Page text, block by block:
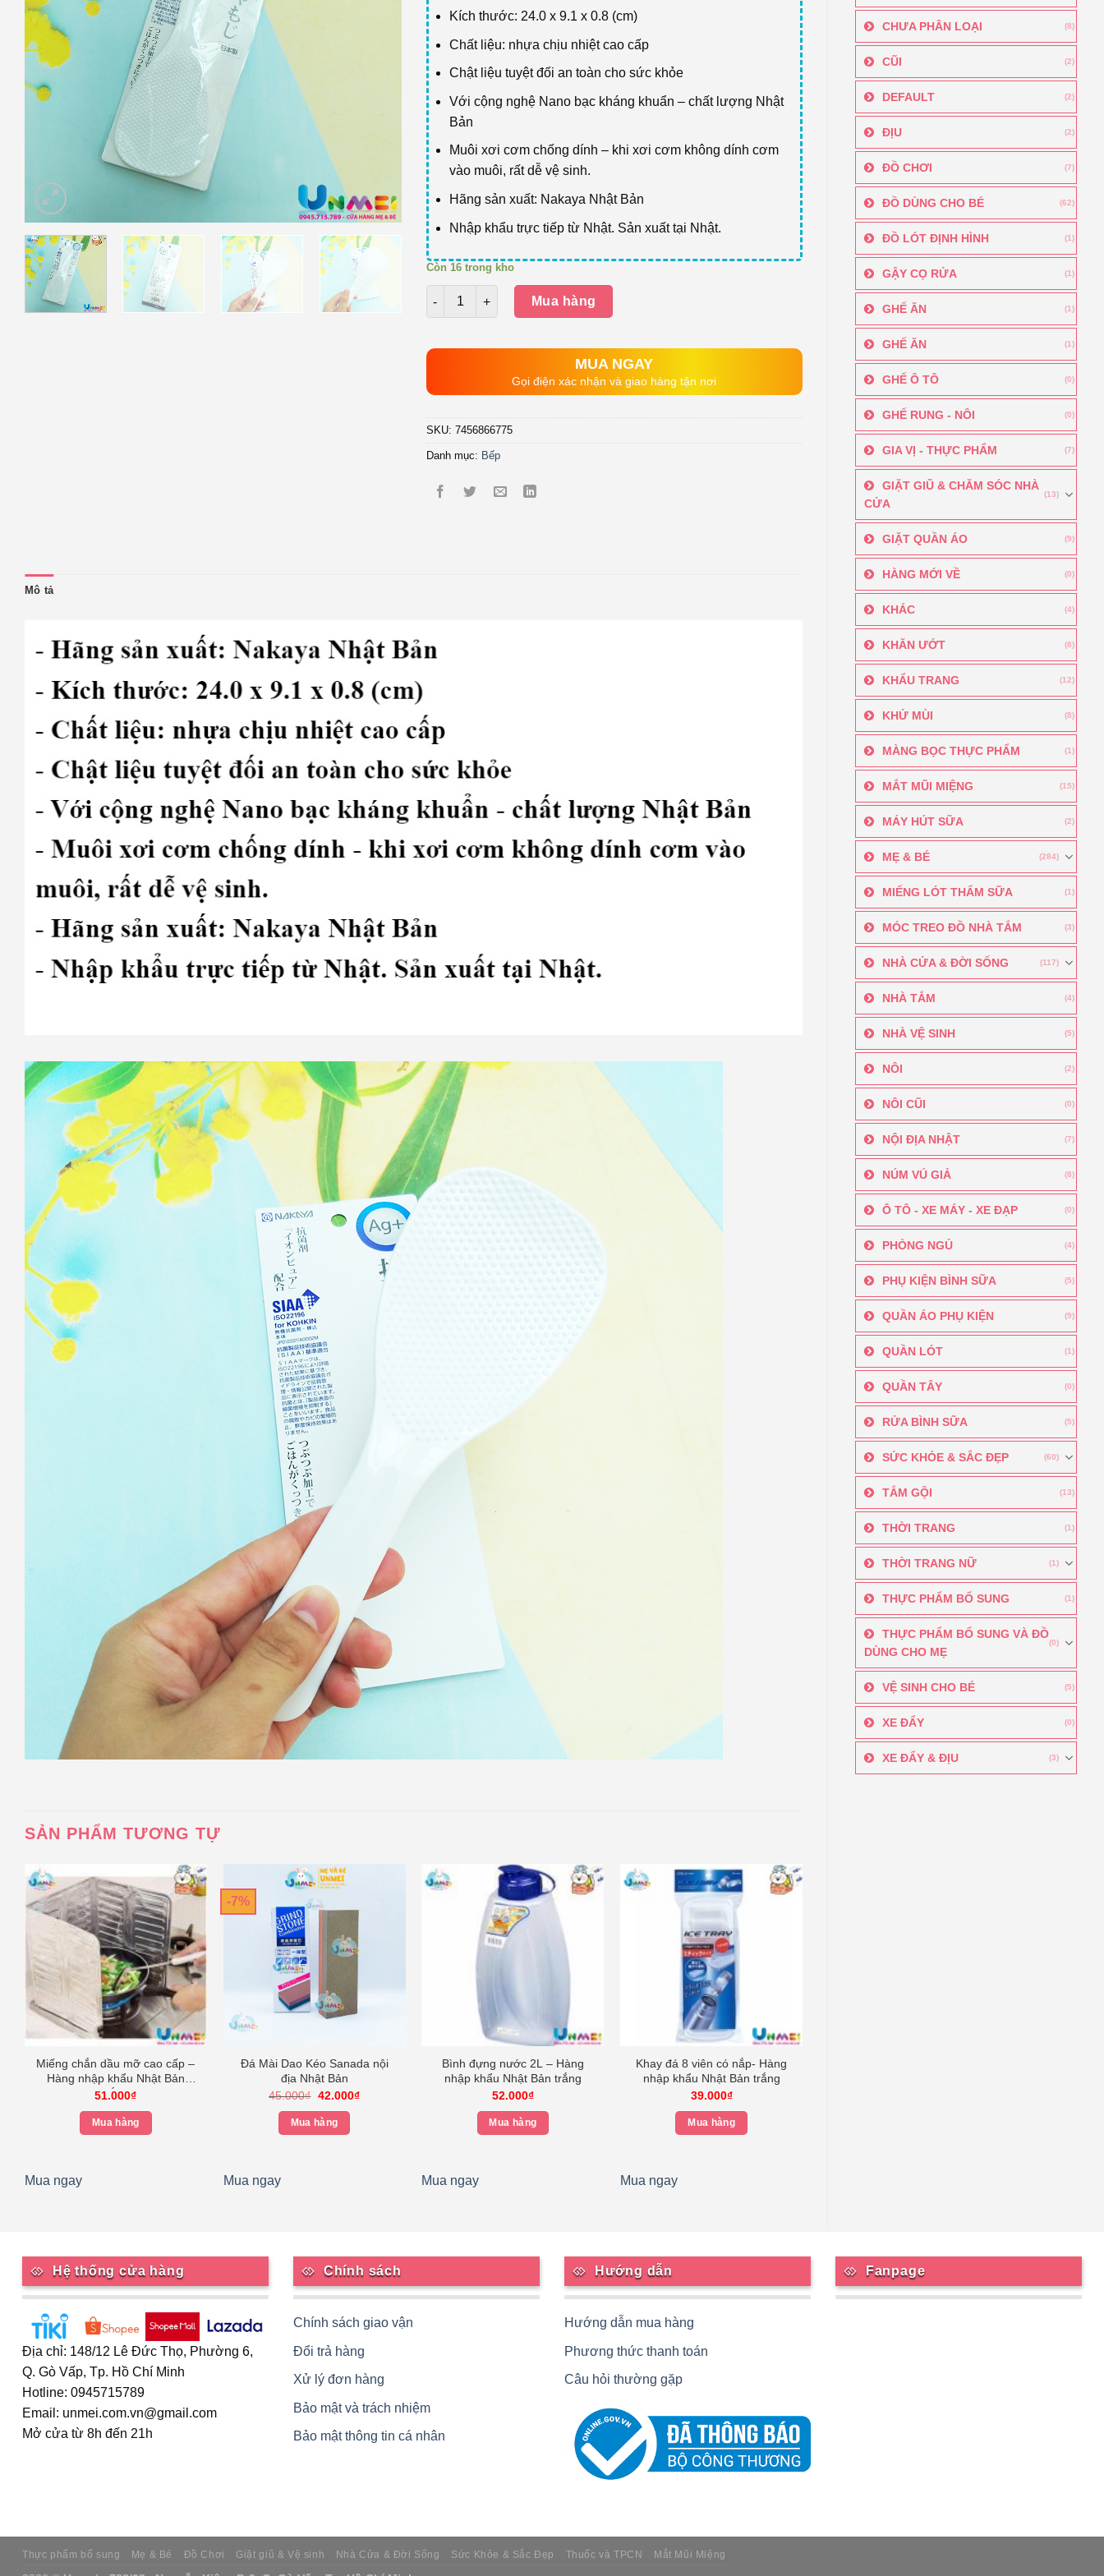
CHƯA PHÂN LOẠI (8)
CŨI (2)
DEFAULT (2)
ĐỊU (2)
ĐỒ CHƠI (7)
ĐỒ DÙNG CHO BÉ (62)
ĐỒ LÓT ĐỊNH HÌNH (1)
GẬY CỌ RỬA (1)
GHẾ ĂN (1)
GHẾ ĂN (1)
GHẾ Ô TÔ (0)
GHẾ RUNG - NÔI (0)
GIA VỊ - THỰC PHẨM (7)
GIẶT GIŨ & CHĂM SÓC NHÀ
CỬA
(13)
GIẶT QUẦN ÁO (9)
HÀNG MỚI VỀ (0)
KHÁC (4)
KHĂN ƯỚT (8)
KHẨU TRANG (12)
KHỬ MÙI (8)
MÀNG BỌC THỰC PHẨM (1)
MẮT MŨI MIỆNG (15)
MÁY HÚT SỮA (2)
MẸ & BÉ (284)
MIẾNG LÓT THẤM SỮA (1)
MÓC TREO ĐỒ NHÀ TẮM (3)
NHÀ CỬA & ĐỜI SỐNG (117)
NHÀ TẮM (4)
NHÀ VỆ SINH (5)
NÔI (2)
NÔI CŨI (0)
NỘI ĐỊA NHẬT (7)
NÚM VÚ GIẢ (8)
Ô TÔ - XE MÁY - XE ĐẠP (0)
PHÒNG NGỦ (4)
PHỤ KIỆN BÌNH SỮA (5)
QUẦN ÁO PHỤ KIỆN (9)
QUẦN LÓT (1)
QUẦN TÂY (0)
RỬA BÌNH SỮA (5)
SỨC KHỎE & SẮC ĐẸP (60)
TẮM GỘI (13)
THỜI TRANG (1)
THỜI TRANG NỮ (1)
THỰC PHẨM BỔ SUNG (1)
THỰC PHẨM BỔ SUNG VÀ ĐỒ
DÙNG CHO MẸ
(0)
VỆ SINH CHO BÉ (5)
XE ĐẨY (0)
XE ĐẨY & ĐỊU (3)
Kích thước: 24.0 x 9.1 x 0.8 (cm)
Chất liệu: nhựa chịu nhiệt cao cấp
Chật liệu tuyệt đối an toàn cho sức khỏe
Với cộng nghệ Nano bạc kháng khuẩn – chất lượng Nhật
Bản
Muôi xơi cơm chống dính – khi xơi cơm không dính cơm
vào muôi, rất dễ vệ sinh.
Hãng sản xuất: Nakaya Nhật Bản
Nhập khẩu trực tiếp từ Nhật. Sản xuất tại Nhật.
Còn 16 trong kho
Số lượng
Mua hàng
MUA NGAY
Gọi điện xác nhận và giao hàng tận nơi
SKU: 7456866775
Danh mục: Bếp
Mô tả
SẢN PHẨM TƯƠNG TỰ
Miếng chắn dầu mỡ cao cấp –
Hàng nhập khẩu Nhật Bản
trắng
51.000₫
Mua hàng
Mua ngay
-7%
Đá Mài Dao Kéo Sanada nội
địa Nhật Bản
45.000₫ Giá
là:
45.000₫.
42.000₫Giá
Mua hàng
Mua ngay
Bình đựng nước 2L – Hàng
nhập khẩu Nhật Bản trắng
52.000₫
Mua hàng
Mua ngay
Khay đá 8 viên có nắp- Hàng
nhập khẩu Nhật Bản trắng
39.000₫
Mua hàng
Mua ngay
Hệ thống cửa hàng
Địa chỉ: 148/12 Lê Đức Thọ, Phường 6,
Q. Gò Vấp, Tp. Hồ Chí Minh
Hotline: 0945715789
Email: unmei.com.vn@gmail.com
Mở cửa từ 8h đến 21h
Chính sách
Chính sách giao vận
Đổi trả hàng
Xử lý đơn hàng
Bảo mật và trách nhiệm
Bảo mật thông tin cá nhân
Hướng dẫn
Hướng dẫn mua hàng
Phương thức thanh toán
Câu hỏi thường gặp
Fanpage
Thực phẩm bổ sung Mẹ & Bé Đồ Chơi Giặt giũ & Vệ sinh Nhà Cửa & Đời Sống Sức Khỏe & Sắc Đẹp Thuốc và TPCN Mắt Mũi Miệng